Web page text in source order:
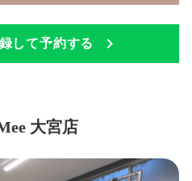
して予約する
大宮店